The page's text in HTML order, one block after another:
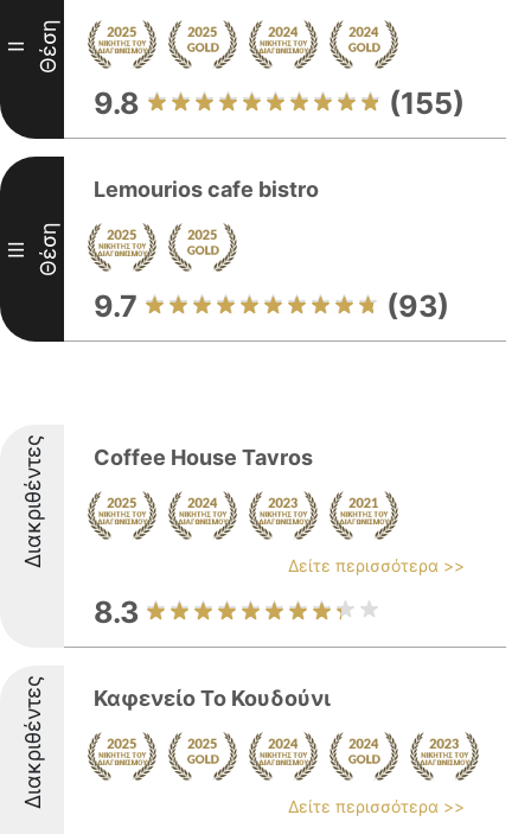
II Θέση
9.8 (155)
III Θέση
Lemourios cafe bistro
9.7 (93)
Διακριθέντες Coffee House Tavros
Δείτε περισσότερα >>
8.3
Διακριθέντες Καφενείο Το Κουδούνι
Δείτε περισσότερα >>